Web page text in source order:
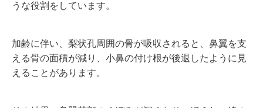
うな役割をしています。
加齢に伴い、梨状孔周囲の骨が吸収されると、鼻翼を支
える骨の面積が減り、小鼻の付け根が後退したように見
えることがあります。